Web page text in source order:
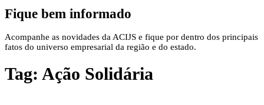
Fique bem informado
Acompanhe as novidades da ACIJS e fique por dentro dos principais
fatos do universo empresarial da região e do estado.
Tag: Ação Solidária